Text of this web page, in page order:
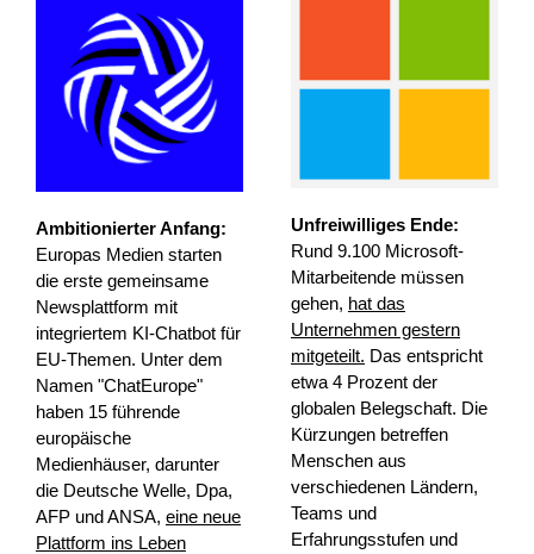
Ambitionierter Anfang:
Europas Medien starten
die erste gemeinsame
Newsplattform mit
integriertem KI-Chatbot für
EU-Themen. Unter dem
Namen "ChatEurope"
haben 15 führende
europäische
Medienhäuser, darunter
die Deutsche Welle, Dpa,
AFP und ANSA, eine neue
Plattform ins Leben
Unfreiwilliges Ende:
Rund 9.100 Microsoft-
Mitarbeitende müssen
gehen, hat das
Unternehmen gestern
mitgeteilt. Das entspricht
etwa 4 Prozent der
globalen Belegschaft. Die
Kürzungen betreffen
Menschen aus
verschiedenen Ländern,
Teams und
Erfahrungsstufen und